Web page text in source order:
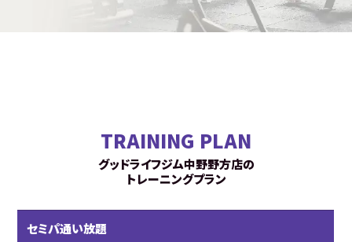
TRAINING PLAN
グッドライフジム中野野方店の
トレーニングプラン
セミパ通い放題